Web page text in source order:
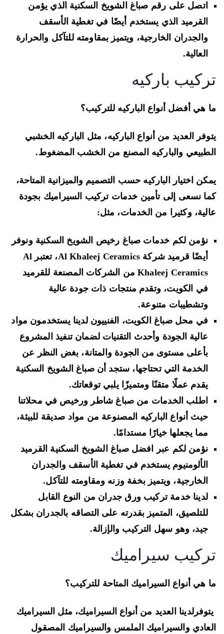
اتصل على رقم صباغ الشويخ السكنية الذي يؤمن
القرميد الذي يستخدم أيضًا في تغطية الأسقف
والجدران الخارجية، ويتميز بمقاومته للتآكل والحرارة
العالية.
باركيه
هي أفضل أنواع الباركيه للتركيب؟
العديد من أنواع الباركيه، مثل الباركيه الخشبي
والباركيه المصنع من الخشب المضغوط.
اختيار الباركيه حسب التصميم والميزانية المتاحة،
نسعى إلى تأمين خدمات تركيب السيراميك بجودة
وكثيرا من الخدمات، مثل:
نؤمن لكم خدمات صباغ رخيص الشويخ السكنية ونوفر
أيضًا قرميد شركة Al Khaleej Ceramics، تعتبر Al
Khaleej Ceramics من الشركات المصنعة للقرميد
في الكويت، وتقدم منتجات ذات جودة عالية
وتشطيبات متنوعة.
في محل صباغ الكويت، الفنييون لدينا يستخدمون مواد
عالية الجودة وأحدث التقنيات لضمان تنفيذ المشروع
بأعلى مستوى من الجودة والمتانة، بغض النظر عن
الخدمة التي تحتاجها، ستجد أن صباغ الشويخ السكنية
يقدم عملًا متقنًا ومتميزًا يلبي توقعاتك.
اطلب الخدمات من صباغ شاطر ورخيص في محلاتنا
حيث أنواع الباركيه المصنوعة من مواد صديقة للبيئة،
مما يجعلها خيارًا مستدامًا.
نؤمن لكم عبر افضل صباغ الشويخ السكنية القرميد
الألومنيوم يستخدم في تغطية الأسقف والجدران
الخارجية، ويتميز بخفة وزنه ومقاومته للتآكل.
لدينا خدمة تركيب ورق جدران من النوع القابل
للتلصيق، المتميز بقدرته على التصاقه بالجدران بشكل
جيد، وهو سهل التركيب والإزالة.
سيراميك
هي أنواع السيراميك المتاحة للتركيب؟
العديد من أنواع السيراميك، مثل السيراميك
والسيراميك الملمس والسيراميك المصقول